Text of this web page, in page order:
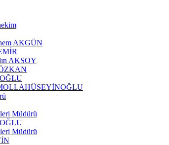
AKGÜN
AKSOY
Müdürü
Müdürü